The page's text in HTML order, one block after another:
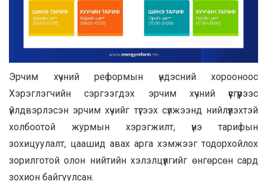
Эрчим хүчний реформын үндэсний хорооноос
Хэрэглэгчийн сэргээгдэх эрчим хүчний үүсгүүрээс
үйлдвэрлэсэн эрчим хүчийг түгээх сүлжээнд нийлүүлэхтэй
холбоотой журмын хэрэгжилт, үнэ тарифын
зохицуулалт, цаашид авах арга хэмжээг тодорхойлох
зорилготой олон нийтийн хэлэлцүүлгийг өнгөрсөн сард
зохион байгуулсан.